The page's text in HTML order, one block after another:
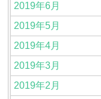
2019年6月
2019年5月
2019年4月
2019年3月
2019年2月